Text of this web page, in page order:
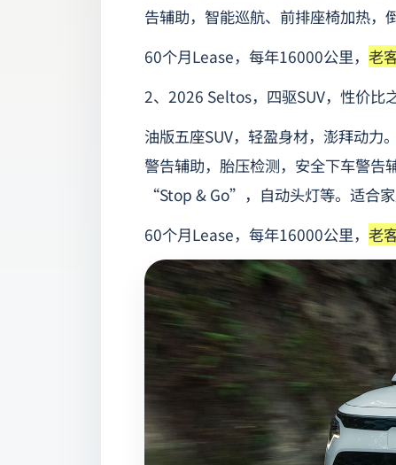
告辅助，智能巡航、前排座椅加热，
60个月Lease，每年16000公里， 老
2、2026 Seltos，四驱SUV，性价比
油版五座SUV，轻盈身材，澎拜动力
警告辅助，胎压检测，安全下车警告
“Stop & Go”，自动头灯等。适合家
60个月Lease，每年16000公里， 老